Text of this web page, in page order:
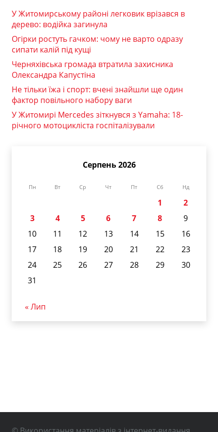
У Житомирському районі легковик врізався в
дерево: водійка загинула
Огірки ростуть гачком: чому не варто одразу
сипати калій під кущі
Черняхівська громада втратила захисника
Олександра Капустіна
Не тільки їжа і спорт: вчені знайшли ще один
фактор повільного набору ваги
У Житомирі Mercedes зіткнувся з Yamaha: 18-
річного мотоцикліста госпіталізували
Серпень 2026
Пн Вт Ср Чт Пт Сб Нд
1
2
3
4 5 6 7 8
9
10
11 12 13 14 15
16
17
18 19 20 21 22
23
24
25 26 27 28 29
30
31
« Лип